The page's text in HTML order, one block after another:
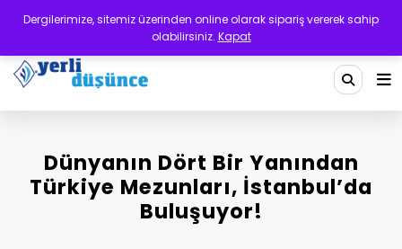
Dergilerimize, sitemiz üzerinden online olarak sipariş vererek sahip
olabilirsiniz. Kapat
Yerli Düşünce Dergisi
Dünyanın Dört Bir Yanından
Türkiye Mezunları, İstanbul’da
Buluşuyor!